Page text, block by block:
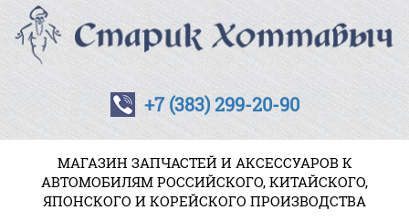
+7 (383) 299-20-90
МАГАЗИН ЗАПЧАСТЕЙ И АКСЕССУАРОВ К
АВТОМОБИЛЯМ РОССИЙСКОГО, КИТАЙСКОГО,
ЯПОНСКОГО И КОРЕЙСКОГО ПРОИЗВОДСТВА